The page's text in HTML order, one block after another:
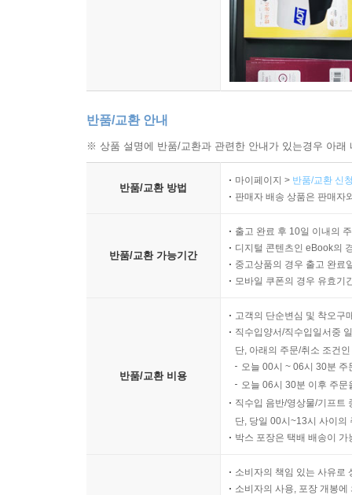
반품/교환 안내
※ 상품 설명에 반품/교환과 관련한 안내가 있는경우 아
반품/교환 방법
마이페이지 > 반품/교환 신
판매자 배송 상품은 판매자
반품/교환 가능기간
출고 완료 후 10일 이내의
디지털 콘텐츠인 eBook의
중고상품의 경우 출고 완료
모바일 쿠폰의 경우 유효기
반품/교환 비용
고객의 단순변심 및 착오구
직수입양서/직수입일서중
단, 아래의 주문/취소 조건
오늘 00시 ~ 06시 30분
오늘 06시 30분 이후 주
직수입 음반/영상물/기프트
단, 당일 00시~13시 사이의
박스 포장은 택배 배송이
소비자의 책임 있는 사유로
소비자의 사용, 포장 개봉